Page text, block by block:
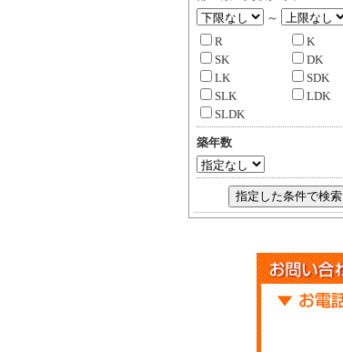
～
R
K
SK
DK
LK
SDK
SLK
LDK
SLDK
築年数
指定した条件で検索